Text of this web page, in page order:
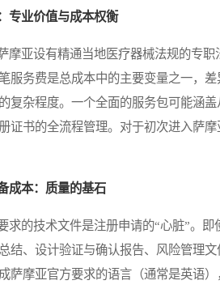
专业价值与成本权衡
亚设有精通当地医疗器械法规的专职
服务费是总成本中的主要变量之一，
复杂程度。一个全面的服务包可能涵
证书的全流程管理。对于初次进入萨
成本：质量的基石
的技术文件是注册申请的“心脏”。即
结、设计验证与确认报告、风险管理
萨摩亚官方要求的语言（通常是英语